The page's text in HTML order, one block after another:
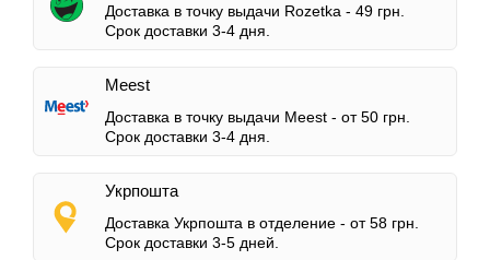
Доставка в точку выдачи Rozetka - 49 грн.
Срок доставки 3-4 дня.
Meest
Доставка в точку выдачи Meest - от 50 грн.
Срок доставки 3-4 дня.
Укрпошта
Доставка Укрпошта в отделение - от 58 грн.
Срок доставки 3-5 дней.